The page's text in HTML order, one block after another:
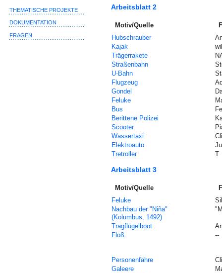
Arbeitsblatt 2
Motiv/Quelle
Hubschrauber
Kajak
Trägerrakete
Straßenbahn
U-Bahn
Flugzeug
Gondel
Feluke
Bus
Berittene Polizei
Scooter
Wassertaxi
Elektroauto
Tretroller
T
Arbeitsblatt 3
Motiv/Quelle
Feluke
Nachbau der "Niña"
(Kolumbus, 1492)
Tragflügelboot
Floß
--
Personenfähre
Galeere
THEMATISCHE PROJEKTE
DOKUMENTATION
FRAGEN